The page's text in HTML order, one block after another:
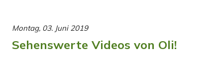
Montag, 03. Juni 2019
Sehenswerte Videos von Oli!